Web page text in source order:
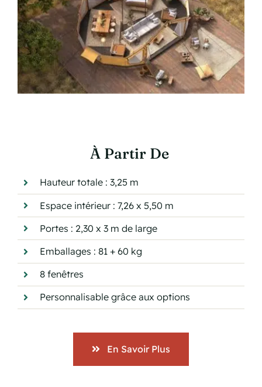
À Partir De
Hauteur totale : 3,25 m
Espace intérieur : 7,26 x 5,50 m
Portes : 2,30 x 3 m de large
Emballages : 81 + 60 kg
8 fenêtres
Personnalisable grâce aux options
En Savoir Plus